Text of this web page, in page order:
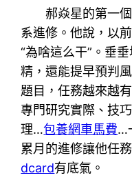
郝焱星的第一
系進修。他說，以
“為啥這么干”。垂
精，還能提早預判
題目，任務越來越
專門研究實際、技
理…包養網車馬費…
累月的進修讓他任
dcard有底氣。